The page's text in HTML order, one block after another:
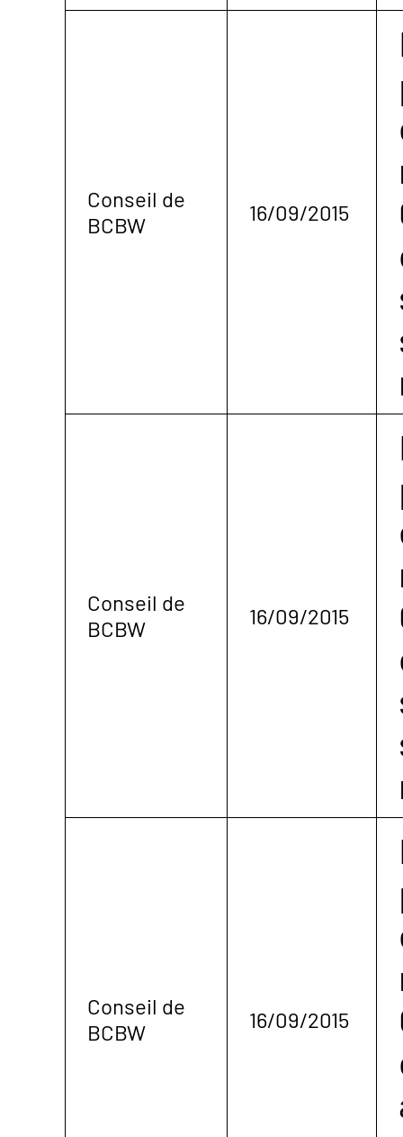
Conseil de
BCBW
16/09/2015
Conseil de
BCBW
16/09/2015
Conseil de
BCBW
16/09/2015